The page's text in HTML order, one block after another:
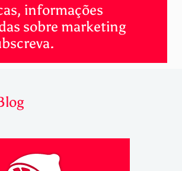
informações
sobre marketing